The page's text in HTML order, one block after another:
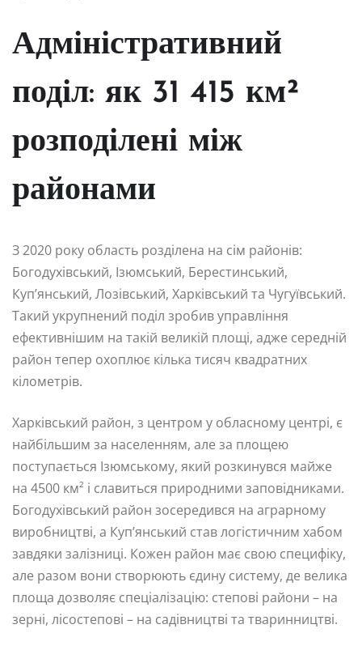
Адміністративний
поділ: як 31 415 км²
розподілені між
районами
З 2020 року область розділена на сім районів:
Богодухівський, Ізюмський, Берестинський,
Куп’янський, Лозівський, Харківський та Чугуївський.
Такий укрупнений поділ зробив управління
ефективнішим на такій великій площі, адже середній
район тепер охоплює кілька тисяч квадратних
кілометрів.
Харківський район, з центром у обласному центрі, є
найбільшим за населенням, але за площею
поступається Ізюмському, який розкинувся майже
на 4500 км² і славиться природними заповідниками.
Богодухівський район зосередився на аграрному
виробництві, а Куп’янський став логістичним хабом
завдяки залізниці. Кожен район має свою специфіку,
але разом вони створюють єдину систему, де велика
площа дозволяє спеціалізацію: степові райони – на
зерні, лісостепові – на садівництві та тваринництві.